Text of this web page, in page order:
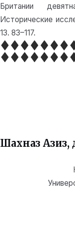
Британии
Исторические
13. 83–117.
Шахназ